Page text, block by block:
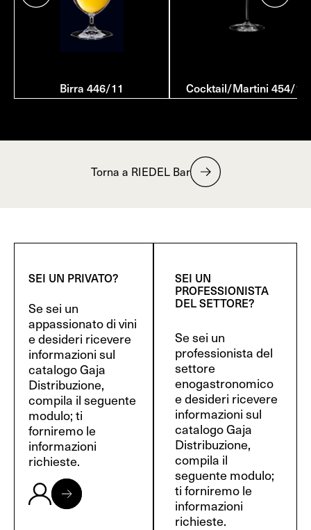
Birra 446/11 Cocktail/Martini 454/17
Torna a RIEDEL Bar
SEI UN PRIVATO?
Se sei un
appassionato di vini
e desideri ricevere
informazioni sul
catalogo Gaja
Distribuzione,
compila il seguente
modulo; ti
forniremo le
informazioni
richieste.
SEI UN
PROFESSIONISTA
DEL SETTORE?
Se sei un
professionista del
settore
enogastronomico
e desideri ricevere
informazioni sul
catalogo Gaja
Distribuzione,
compila il
seguente modulo;
ti forniremo le
informazioni
richieste.